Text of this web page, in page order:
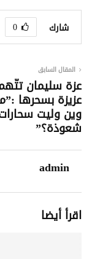
شارك 0
المقال السابق
عزة سليمان
عزيزة بسحرها
وين وليت
شعوذة؟”
admin
اقرأ أيضا